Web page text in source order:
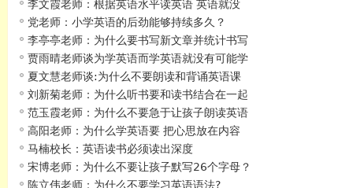
李文霞老师：根据英语水平读英语 英语就没
党老师：小学英语的后劲能够持续多久？
李亭亭老师：为什么要书写新文章并统计书写
贾雨晴老师谈为学英语而学英语就没有可能学
夏文慧老师谈:为什么不要朗读和背诵英语课
刘新菊老师：为什么听书要和读书结合在一起
范玉霞老师：为什么不要急于让孩子朗读英语
高阳老师：为什么学英语要 把心思放在内容
马楠校长：英语读书必须读出深度
宋博老师：为什么不要让孩子默写26个字母？
陈立伟老师：为什么不要学习英语语法?